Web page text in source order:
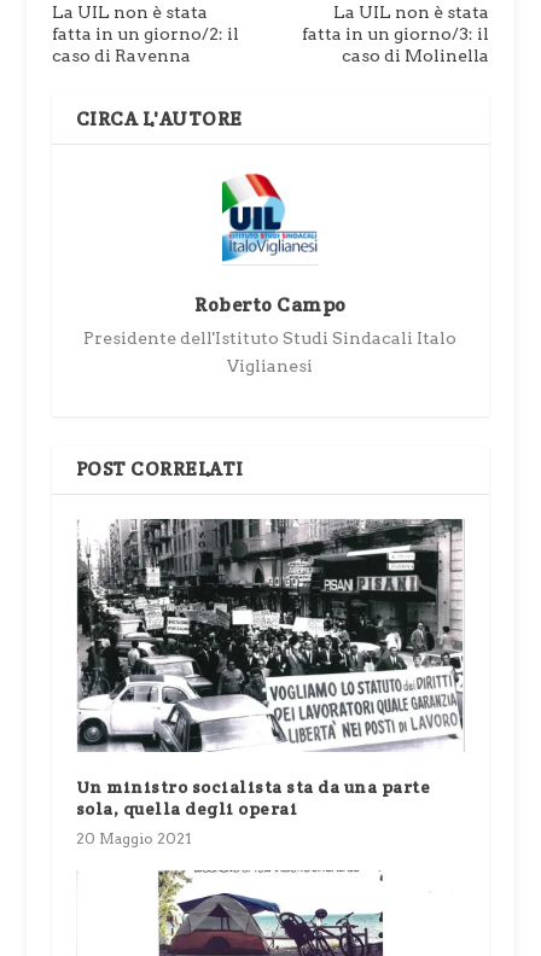
La UIL non è stata
fatta in un giorno/2: il
caso di Ravenna
La UIL non è stata
fatta in un giorno/3: il
caso di Molinella
CIRCA L'AUTORE
Roberto Campo
Presidente dell'Istituto Studi Sindacali Italo
Viglianesi
POST CORRELATI
Un ministro socialista sta da una parte
sola, quella degli operai
20 Maggio 2021